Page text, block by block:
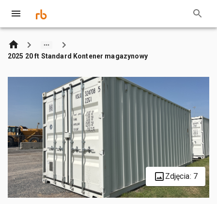
2025 20 ft Standard Kontener magazynowy
Zdjęcia: 7